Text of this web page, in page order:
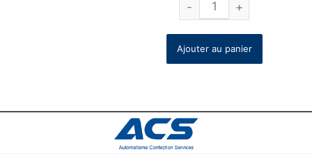
Ajouter au panier